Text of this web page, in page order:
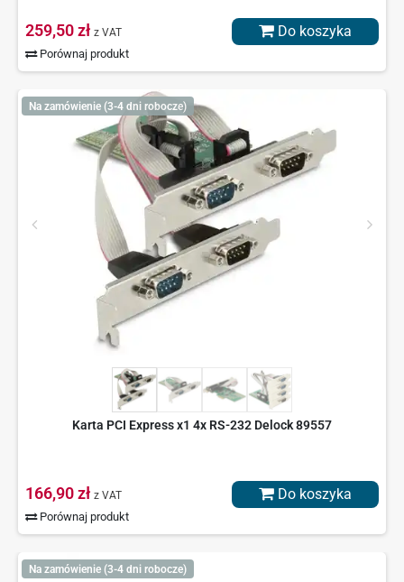
259,50 zł z VAT
Porównaj produkt
Do koszyka
Na zamówienie (3-4 dni robocze)
Karta PCI Express x1 4x RS-232 Delock 89557
166,90 zł z VAT
Porównaj produkt
Do koszyka
Na zamówienie (3-4 dni robocze)